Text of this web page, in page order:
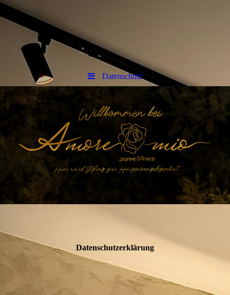
Datenschutz
Datenschutzerklärung